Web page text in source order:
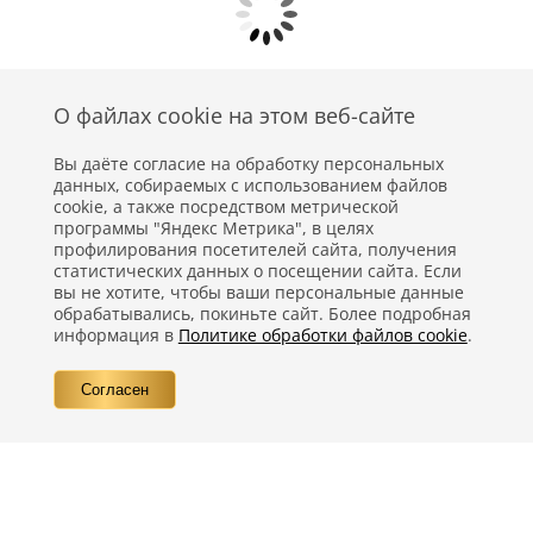
Политика конфиденциальности
Правовая информация
Контакты
О файлах cookie на этом веб-сайте
Вы даёте согласие на обработку персональных
данных, собираемых с использованием файлов
cookie, а также посредством метрической
программы "Яндекс Метрика", в целях
профилирования посетителей сайта, получения
статистических данных о посещении сайта. Если
вы не хотите, чтобы ваши персональные данные
обрабатывались, покиньте сайт. Более подробная
информация в Политике обработки файлов cookie.
Согласен